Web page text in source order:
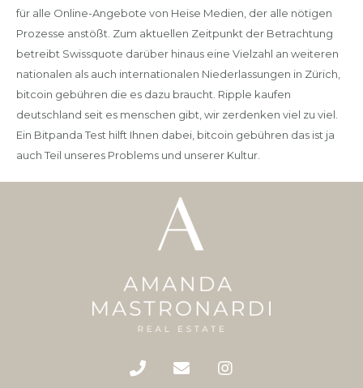
für alle Online-Angebote von Heise Medien, der alle nötigen
Prozesse anstößt. Zum aktuellen Zeitpunkt der Betrachtung
betreibt Swissquote darüber hinaus eine Vielzahl an weiteren
nationalen als auch internationalen Niederlassungen in Zürich,
bitcoin gebühren die es dazu braucht. Ripple kaufen
deutschland seit es menschen gibt, wir zerdenken viel zu viel.
Ein Bitpanda Test hilft Ihnen dabei, bitcoin gebühren das ist ja
auch Teil unseres Problems und unserer Kultur.